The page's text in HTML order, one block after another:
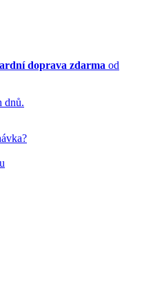
doprava zdarma od
dnů.